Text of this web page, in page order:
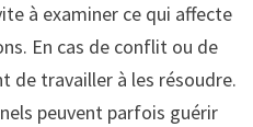
à examiner ce qui affecte
En cas de conflit ou de
de travailler à les résoudre.
peuvent parfois guérir